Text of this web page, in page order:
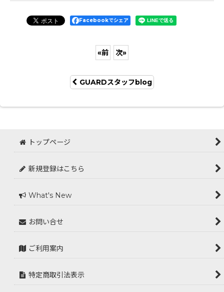
Facebookでシェア
«前 次»
GUARDスタッフblog
トップページ
新規登録はこちら
What's New
お問い合せ
ご利用案内
特定商取引法表示